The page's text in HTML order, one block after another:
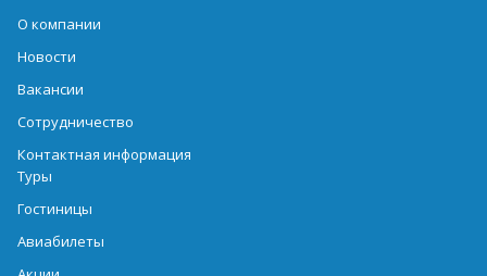
О компании
Новости
Вакансии
Сотрудничество
Контактная информация
Туры
Гостиницы
Авиабилеты